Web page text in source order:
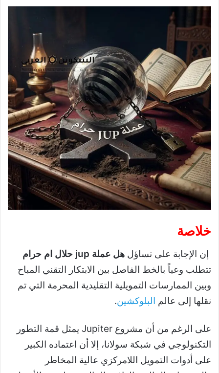
خلاصة
إن الإجابة على تساؤل هل عملة jup حلال ام حرام
تتطلب وعياً بالخط الفاصل بين الابتكار التقني المباح
وبين الممارسات التمويلية التقليدية المحرمة التي تم
نقلها إلى عالم البلوكشين.
على الرغم من أن مشروع Jupiter يمثل قمة التطور
التكنولوجي في شبكة سولانا، إلا أن اعتماده الكبير
على أدوات التمويل اللامركزي عالية المخاطر